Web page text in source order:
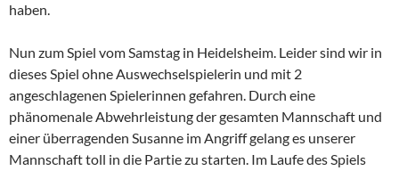
haben.
Nun zum Spiel vom Samstag in Heidelsheim. Leider sind wir in
dieses Spiel ohne Auswechselspielerin und mit 2
angeschlagenen Spielerinnen gefahren. Durch eine
phänomenale Abwehrleistung der gesamten Mannschaft und
einer überragenden Susanne im Angriff gelang es unserer
Mannschaft toll in die Partie zu starten. Im Laufe des Spiels